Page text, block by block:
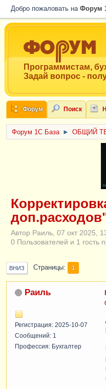
Добро пожаловать на Форум
Программистам,
Задай вопрос -
Форум Поиск
Форум 1C База ► ОБЩИЙ
Автор Раиль, 07 окт 2025,
0 Пользователей и 1 гость
ВНИЗ Страницы 1
Раиль
Регистрация: 2025-10-07
Сообщений: 1
Профессия: Бухгалтер